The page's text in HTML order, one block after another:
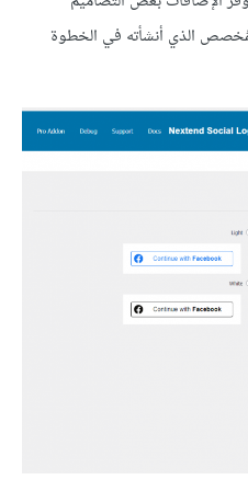
الذي أنشأته في الخطوة